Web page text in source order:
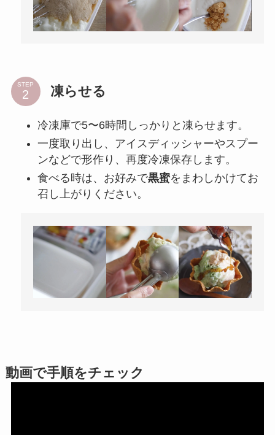
STEP 凍らせる
冷凍庫で5〜6時間しっかりと凍らせます。
一度取り出し、アイスディッシャーやスプー
ンなどで形作り、再度冷凍保存します。
食べる時は、お好みで黒蜜をまわしかけてお
召し上がりください。
動画で手順をチェック